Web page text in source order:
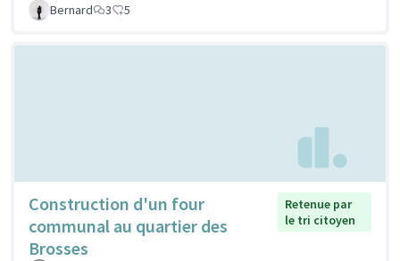
Bernard
3 5
Construction d'un four
communal au quartier des
Brosses
Retenue par
le tri citoyen